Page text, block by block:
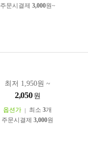
주문시결제 3,000원~
최저 1,950원 ~
2,050 원
옵션가 최소 3개
주문시결제 3,000원